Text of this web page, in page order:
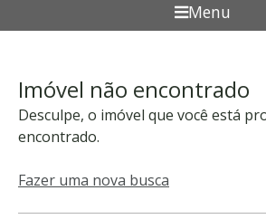
Menu
Imóvel não encontrado
Desculpe, o imóvel que você está
encontrado.
Fazer uma nova busca